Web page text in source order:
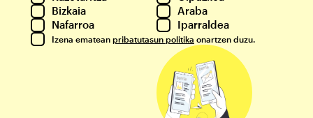
Bizkaia
Araba
Nafarroa
Iparraldea
Izena ematean pribatutasun politika onartzen duzu.